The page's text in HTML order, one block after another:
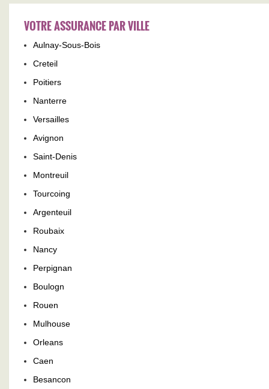
VOTRE ASSURANCE PAR VILLE
Aulnay-Sous-Bois
Creteil
Poitiers
Nanterre
Versailles
Avignon
Saint-Denis
Montreuil
Tourcoing
Argenteuil
Roubaix
Nancy
Perpignan
Boulogn
Rouen
Mulhouse
Orleans
Caen
Besancon